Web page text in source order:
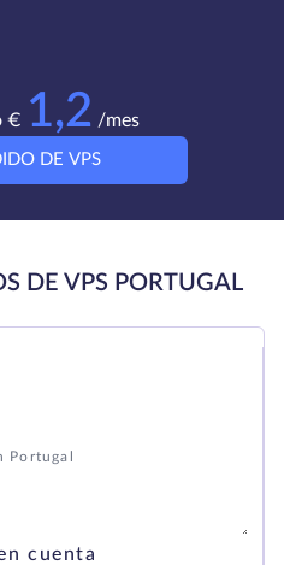
€ 1,2 /mes
DE VPS
DE VPS PORTUGAL
cuenta